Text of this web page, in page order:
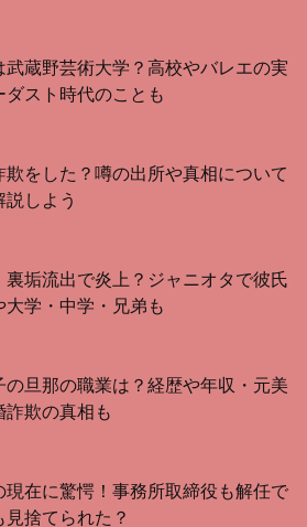
武蔵野芸術大学？高校やバレエの実
ダスト時代のことも
欺をした？噂の出所や真相について
説しよう
垢流出で炎上？ジャニオタで彼氏
大学・中学・兄弟も
の旦那の職業は？経歴や年収・元美
詐欺の真相も
現在に驚愕！事務所取締役も解任で
捨てられた？